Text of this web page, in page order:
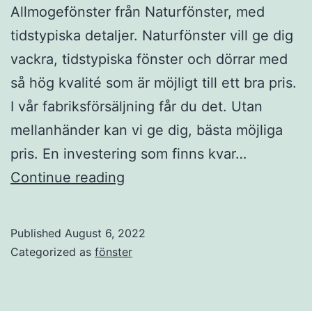
Allmogefönster från Naturfönster, med
tidstypiska detaljer. Naturfönster vill ge dig
vackra, tidstypiska fönster och dörrar med
så hög kvalité som är möjligt till ett bra pris.
I vår fabriksförsäljning får du det. Utan
mellanhänder kan vi ge dig, bästa möjliga
pris. En investering som finns kvar…
Continue reading
Published August 6, 2022
Categorized as fönster